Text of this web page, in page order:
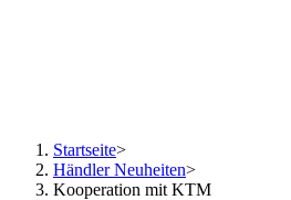
Startseite>
Händler Neuheiten>
Kooperation mit KTM